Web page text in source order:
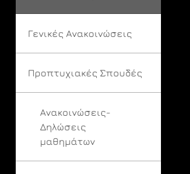
Γενικές Ανακοινώσεις
Προπτυχιακές Σπουδές
Ανακοινώσεις-
Δηλώσεις
μαθημάτων